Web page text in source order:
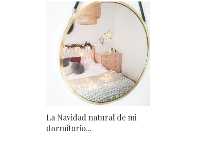
La Navidad natural de mi
dormitorio...